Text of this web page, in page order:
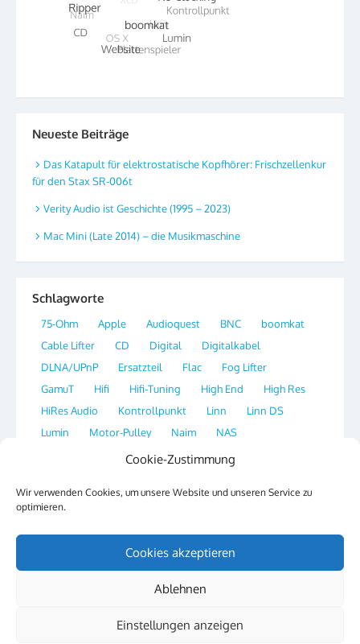
Cookie-Zustimmung
Wir verwenden Cookies, um unsere Website und unseren Service zu
optimieren.
Cookies akzeptieren
Ablehnen
Einstellungen anzeigen
Neueste Beiträge
Das Katapult für elektrostatische Kopfhörer: Frischzellenkur
für den Stax SR-006t
Verity Audio ist Geschichte (1995 – 2023)
Mac Mini (Late 2014) – die Musikmaschine
Schlagworte
75-Ohm Apple Audioquest BNC
boomkat
Cable Lifter
CD Digital
Digitalkabel
DLNA/UPnP
Ersatzteil Flac
Fog Lifter
GamuT
Hifi Hifi-Tuning High End
High Res
HiRes Audio
Kontrollpunkt Linn
Linn DS
Lumin
Motor-Pulley Naim
NAS
Network Streamer
OS X Plattenspieler
Sirius
SSH Streaming Switch
Synology
Powered by WordPress